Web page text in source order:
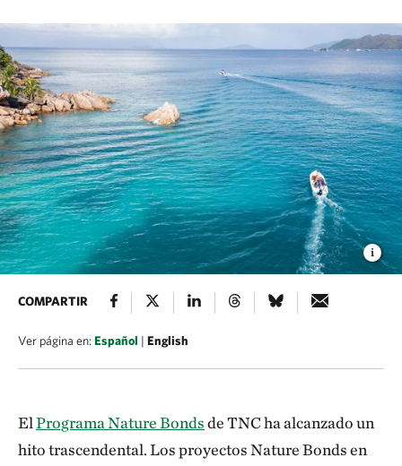
COMPARTIR
Ver página en:Español | English
ElPrograma Nature Bondsde TNC ha alcanzado un
hito trascendental. Los proyectos Nature Bonds en